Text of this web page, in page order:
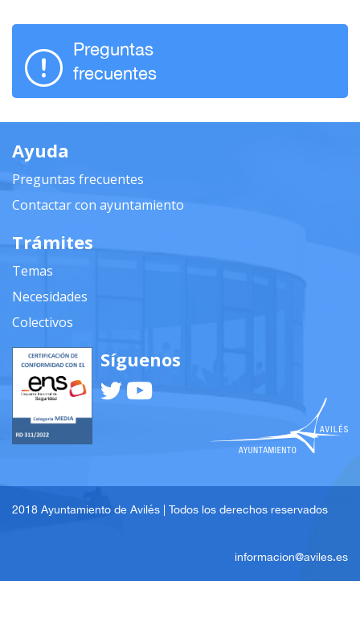
Preguntas
frecuentes
Ayuda
Preguntas frecuentes
Contactar con ayuntamiento
Trámites
Temas
Necesidades
Colectivos
Síguenos
2018 Ayuntamiento de Avilés | Todos los derechos reservados
informacion@aviles.es